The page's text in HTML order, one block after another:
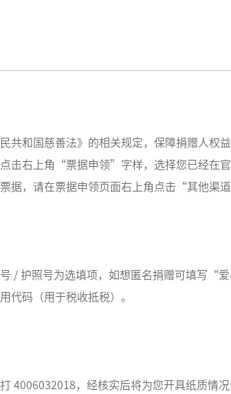
共和国慈善法》的相关规定，保障捐赠人权
右上角“票据申领”字样，选择您已经在官
据，请在票据申领页面右上角点击“其他渠
/ 护照号为选填项，如想匿名捐赠可填写“
代码（用于税收抵税）。
4006032018，经核实后将为您开具纸质情况